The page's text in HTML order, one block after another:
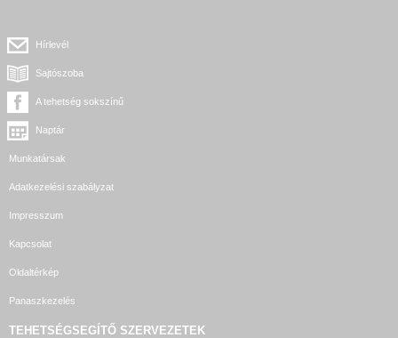
Hírlevél
Sajtószoba
A tehetség sokszínű
Naptár
Munkatársak
Adatkezelési szabályzat
Impresszum
Kapcsolat
Oldaltérkép
Panaszkezelés
TEHETSÉGSEGÍTŐ SZERVEZETEK